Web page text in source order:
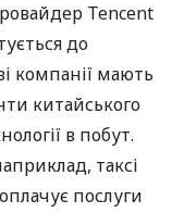
Tencent
до
компанії мають
китайського
в побут.
таксі
послуги